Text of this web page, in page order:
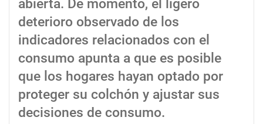
abierta. De momento, el ligero
deterioro observado de los
indicadores relacionados con el
consumo apunta a que es posible
que los hogares hayan optado por
proteger su colchón y ajustar sus
decisiones de consumo.